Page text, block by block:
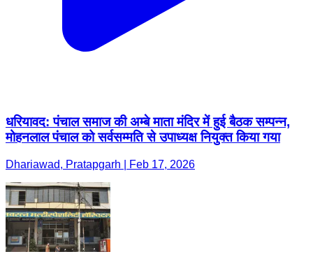
धरियावद: पंचाल समाज की अम्बे माता मंदिर में हुई बैठक सम्पन्न,
मोहनलाल पंचाल को सर्वसम्मति से उपाध्यक्ष नियुक्त किया गया
Dhariawad, Pratapgarh | Feb 17, 2026